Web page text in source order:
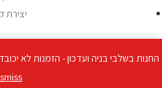
יצירת
זכויות יוצרים © 2026 פורמ-נט מחשבים
החנות בשלבי בניה ועדכון - הזמנות לא יכובדו.